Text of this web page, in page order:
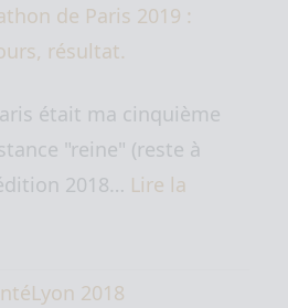
de Paris 2019 :
résultat.
était ma cinquième
"reine" (reste à
2018… Lire la
2018